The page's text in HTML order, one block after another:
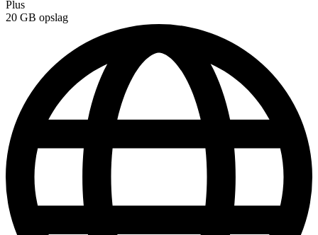
Plus
20 GB opslag